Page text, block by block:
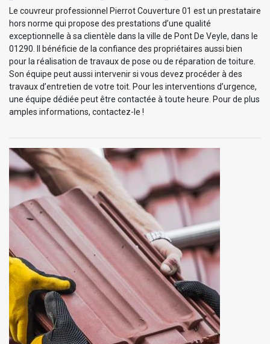
Le couvreur professionnel Pierrot Couverture 01 est un prestataire
hors norme qui propose des prestations d’une qualité
exceptionnelle à sa clientèle dans la ville de Pont De Veyle, dans le
01290. Il bénéficie de la confiance des propriétaires aussi bien
pour la réalisation de travaux de pose ou de réparation de toiture.
Son équipe peut aussi intervenir si vous devez procéder à des
travaux d’entretien de votre toit. Pour les interventions d’urgence,
une équipe dédiée peut être contactée à toute heure. Pour de plus
amples informations, contactez-le !